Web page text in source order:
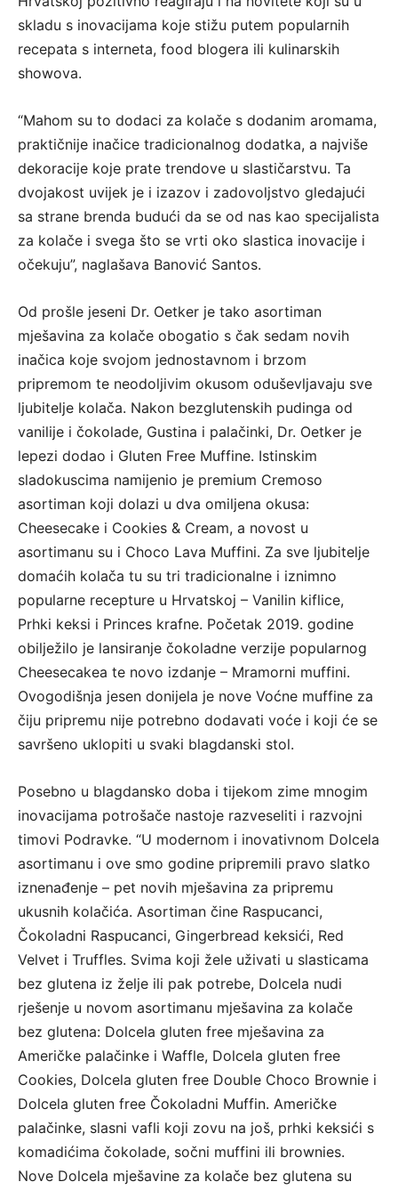
skladu s inovacijama koje stižu putem popularnih
recepata s interneta, food blogera ili kulinarskih
showova.
“Mahom su to dodaci za kolače s dodanim aromama,
praktičnije inačice tradicionalnog dodatka, a najviše
dekoracije koje prate trendove u slastičarstvu. Ta
dvojakost uvijek je i izazov i zadovoljstvo gledajući
sa strane brenda budući da se od nas kao specijalista
za kolače i svega što se vrti oko slastica inovacije i
očekuju”, naglašava Banović Santos.
Od prošle jeseni Dr. Oetker je tako asortiman
mješavina za kolače obogatio s čak sedam novih
inačica koje svojom jednostavnom i brzom
pripremom te neodoljivim okusom oduševljavaju sve
ljubitelje kolača. Nakon bezglutenskih pudinga od
vanilije i čokolade, Gustina i palačinki, Dr. Oetker je
lepezi dodao i Gluten Free Muffine. Istinskim
sladokuscima namijenio je premium Cremoso
asortiman koji dolazi u dva omiljena okusa:
Cheesecake i Cookies & Cream, a novost u
asortimanu su i Choco Lava Muffini. Za sve ljubitelje
domaćih kolača tu su tri tradicionalne i iznimno
popularne recepture u Hrvatskoj – Vanilin kiflice,
Prhki keksi i Princes krafne. Početak 2019. godine
obilježilo je lansiranje čokoladne verzije popularnog
Cheesecakea te novo izdanje – Mramorni muffini.
Ovogodišnja jesen donijela je nove Voćne muffine za
čiju pripremu nije potrebno dodavati voće i koji će se
savršeno uklopiti u svaki blagdanski stol.
Posebno u blagdansko doba i tijekom zime mnogim
inovacijama potrošače nastoje razveseliti i razvojni
timovi Podravke. “U modernom i inovativnom Dolcela
asortimanu i ove smo godine pripremili pravo slatko
iznenađenje – pet novih mješavina za pripremu
ukusnih kolačića. Asortiman čine Raspucanci,
Čokoladni Raspucanci, Gingerbread keksići, Red
Velvet i Truffles. Svima koji žele uživati u slasticama
bez glutena iz želje ili pak potrebe, Dolcela nudi
rješenje u novom asortimanu mješavina za kolače
bez glutena: Dolcela gluten free mješavina za
Američke palačinke i Waffle, Dolcela gluten free
Cookies, Dolcela gluten free Double Choco Brownie i
Dolcela gluten free Čokoladni Muffin. Američke
palačinke, slasni vafli koji zovu na još, prhki keksići s
komadićima čokolade, sočni muffini ili brownies.
Nove Dolcela mješavine za kolače bez glutena su